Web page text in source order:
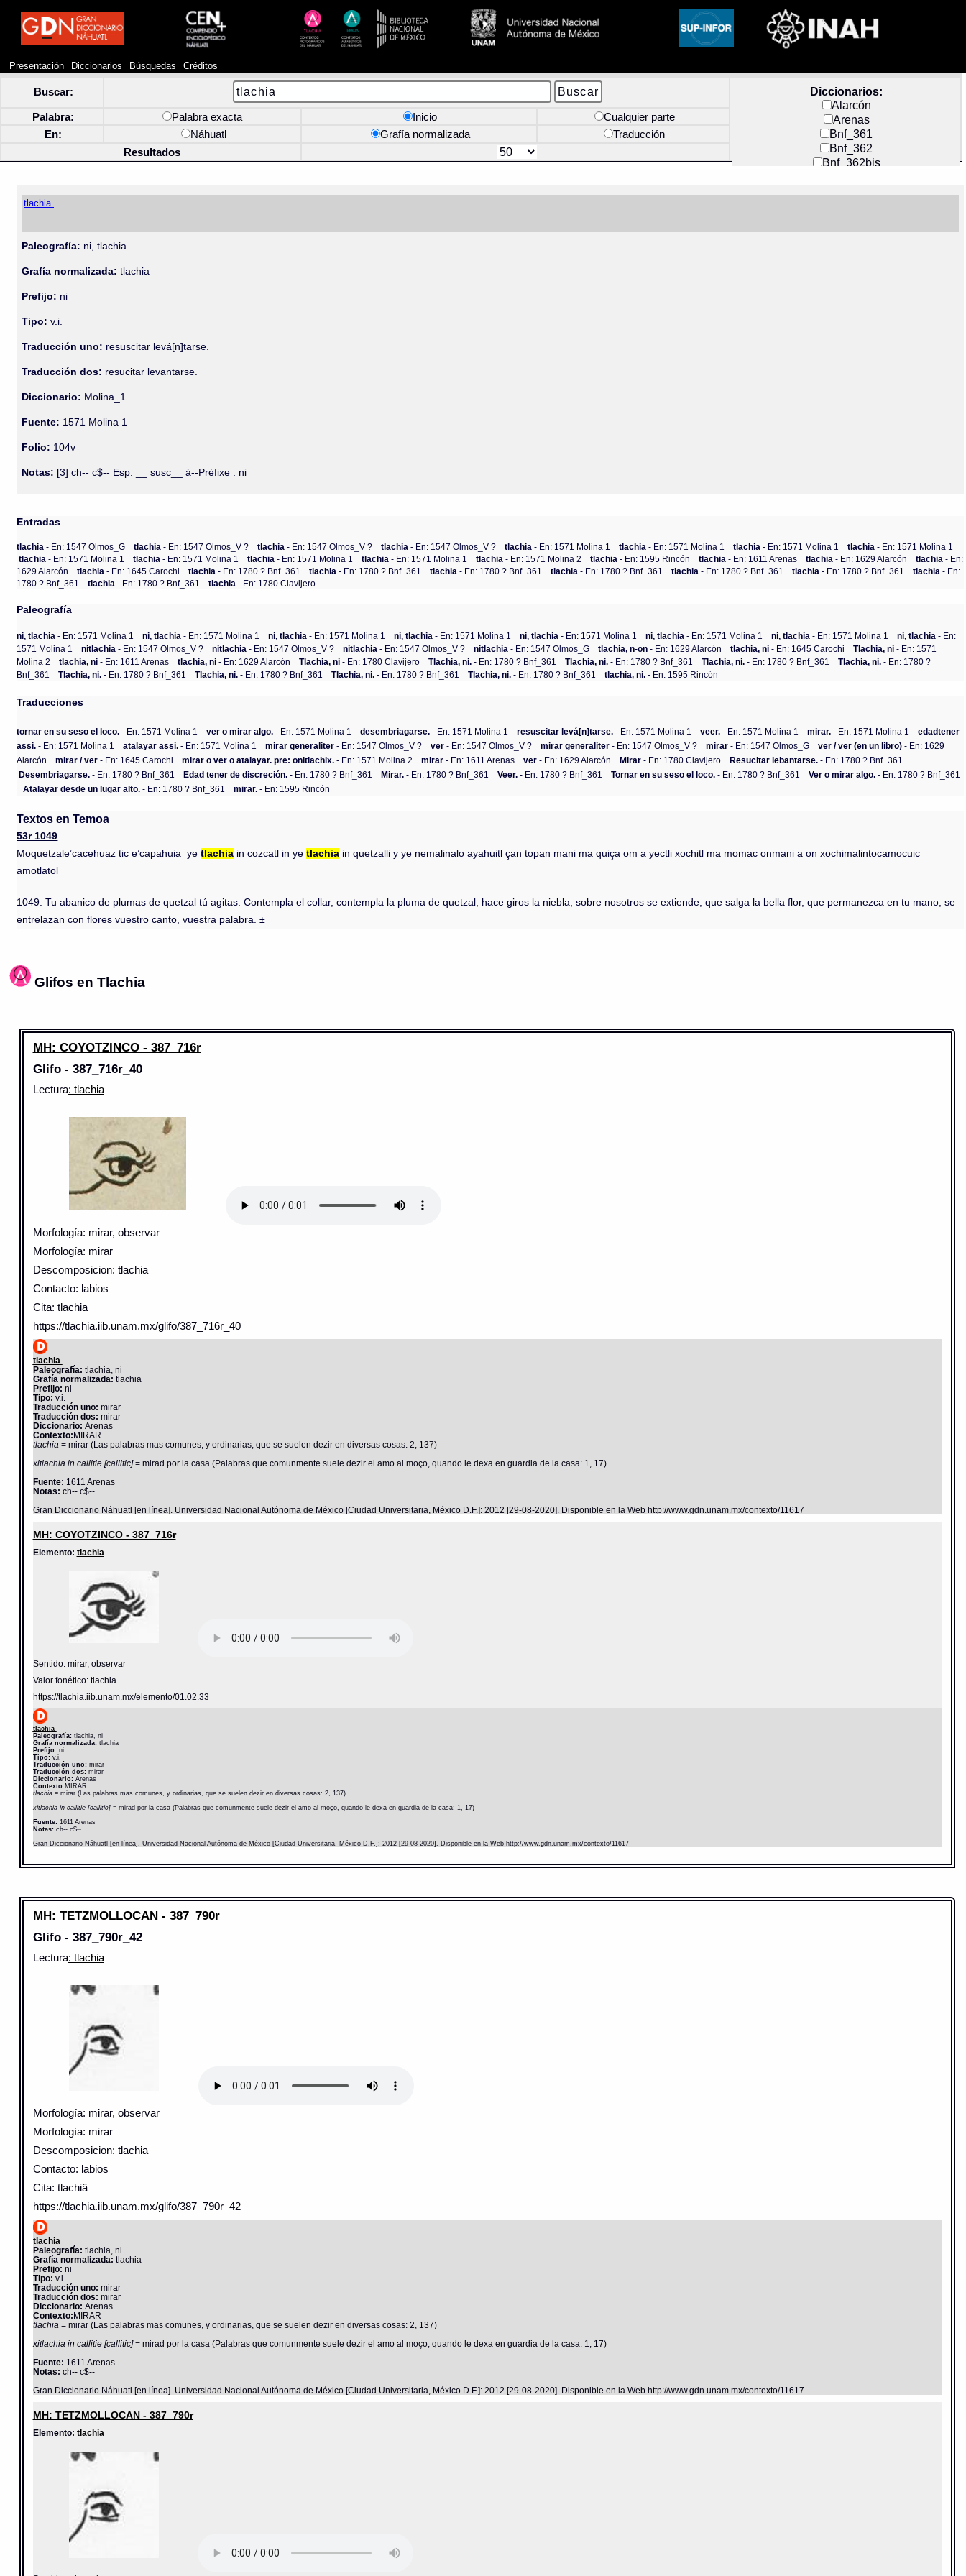
Presentación Diccionarios Búsquedas Créditos
Buscar:
Diccionarios:
Alarcón
Arenas
Bnf_361
Bnf_362
Bnf_362bis
Docs_México
Palabra: Palabra exacta Inicio
Cualquier parte
En:
Náhuatl Grafía normalizada
Traducción
Resultados
tlachia
Paleografía: ni, tlachia
Grafía normalizada: tlachia
Prefijo: ni
Tipo: v.i.
Traducción uno: resuscitar levá[n]tarse.
Traducción dos: resucitar levantarse.
Diccionario: Molina_1
Fuente: 1571 Molina 1
Folio: 104v
Notas: [3] ch-- c$-- Esp: __ susc__ á--Préfixe : ni
Entradas
tlachia- En: 1547 Olmos_G tlachia- En: 1547 Olmos_V ? tlachia- En: 1547 Olmos_V ? tlachia- En: 1547 Olmos_V ? tlachia- En: 1571 Molina 1 tlachia- En: 1571 Molina 1 tlachia- En: 1571 Molina 1 tlachia- En: 1571 Molina 1
tlachia- En: 1571 Molina 1 tlachia- En: 1571 Molina 1 tlachia- En: 1571 Molina 1 tlachia- En: 1571 Molina 1 tlachia- En: 1571 Molina 2 tlachia- En: 1595 Rincón tlachia- En: 1611 Arenas tlachia- En: 1629 Alarcón tlachia- En:
1629 Alarcón
tlachia- En: 1645 Carochi tlachia- En: 1780 ? Bnf_361 tlachia- En: 1780 ? Bnf_361 tlachia- En: 1780 ? Bnf_361 tlachia- En: 1780 ? Bnf_361 tlachia- En: 1780 ? Bnf_361 tlachia- En: 1780 ? Bnf_361 tlachia- En:
1780 ? Bnf_361
tlachia- En: 1780 ? Bnf_361 tlachia- En: 1780 Clavijero
Paleografía
ni, tlachia - En: 1571 Molina 1 ni, tlachia - En: 1571 Molina 1 ni, tlachia - En: 1571 Molina 1 ni, tlachia - En: 1571 Molina 1 ni, tlachia - En: 1571 Molina 1 ni, tlachia - En: 1571 Molina 1 ni, tlachia - En: 1571 Molina 1 ni, tlachia - En:
1571 Molina 1
nitlachia - En: 1547 Olmos_V ? nitlachia - En: 1547 Olmos_V ? nitlachia - En: 1547 Olmos_V ? nitlachia - En: 1547 Olmos_G tlachia, n-on - En: 1629 Alarcón tlachia, ni - En: 1645 Carochi Tlachia, ni - En: 1571
Molina 2
tlachia, ni - En: 1611 Arenas tlachia, ni - En: 1629 Alarcón Tlachia, ni - En: 1780 Clavijero Tlachia, ni. - En: 1780 ? Bnf_361 Tlachia, ni. - En: 1780 ? Bnf_361 Tlachia, ni. - En: 1780 ? Bnf_361 Tlachia, ni. - En: 1780 ?
Bnf_361
Tlachia, ni. - En: 1780 ? Bnf_361 Tlachia, ni. - En: 1780 ? Bnf_361 Tlachia, ni. - En: 1780 ? Bnf_361 Tlachia, ni. - En: 1780 ? Bnf_361 tlachia, ni. - En: 1595 Rincón
Traducciones
tornar en su seso el loco. - En: 1571 Molina 1 ver o mirar algo. - En: 1571 Molina 1 desembriagarse. - En: 1571 Molina 1 resuscitar levá[n]tarse. - En: 1571 Molina 1 veer. - En: 1571 Molina 1 mirar. - En: 1571 Molina 1
edadtener
assi. - En: 1571 Molina 1 atalayar assi. - En: 1571 Molina 1 mirar generaliter - En: 1547 Olmos_V ? ver - En: 1547 Olmos_V ? mirar generaliter - En: 1547 Olmos_V ? mirar - En: 1547 Olmos_G ver / ver (en un libro) - En: 1629
Alarcón
mirar / ver - En: 1645 Carochi mirar o ver o atalayar. pre: onitlachix. - En: 1571 Molina 2 mirar - En: 1611 Arenas ver - En: 1629 Alarcón Mirar - En: 1780 Clavijero Resucitar lebantarse. - En: 1780 ? Bnf_361
Desembriagarse. - En: 1780 ? Bnf_361 Edad tener de discreción. - En: 1780 ? Bnf_361 Mirar. - En: 1780 ? Bnf_361 Veer. - En: 1780 ? Bnf_361 Tornar en su seso el loco. - En: 1780 ? Bnf_361 Ver o mirar algo. - En: 1780 ? Bnf_361
Atalayar desde un lugar alto. - En: 1780 ? Bnf_361 mirar. - En: 1595 Rincón
Textos en Temoa
53r 1049
Moquetzale’cacehuaz tic e’capahuia yetlachia in cozcatl in yetlachia in quetzalli y ye nemalinalo ayahuitl çan topan mani ma quiça om a yectli xochitl ma momac onmani a on xochimalintocamocuic
amotlatol
1049. Tu abanico de plumas de quetzal tú agitas. Contempla el collar, contempla la pluma de quetzal, hace giros la niebla, sobre nosotros se extiende, que salga la bella flor, que permanezca en tu mano, se
entrelazan con flores vuestro canto, vuestra palabra. ±
Glifos en Tlachia
MH: COYOTZINCO - 387_716r
Glifo - 387_716r_40
Lectura: tlachia
Morfología: mirar, observar
Morfología: mirar
Descomposicion: tlachia
Contacto: labios
Cita: tlachia
https://tlachia.iib.unam.mx/glifo/387_716r_40
tlachia
Paleografía: tlachia, ni
Grafía normalizada: tlachia
Prefijo: ni
Tipo: v.i.
Traducción uno: mirar
Traducción dos: mirar
Diccionario: Arenas
Contexto:MIRAR
tlachia = mirar (Las palabras mas comunes, y ordinarias, que se suelen dezir en diversas cosas: 2, 137)
xitlachia in callitie [callitic]= mirad por la casa (Palabras que comunmente suele dezir el amo al moço, quando le dexa en guardia de la casa: 1, 17)
Fuente: 1611 Arenas
Notas: ch-- c$--
Gran Diccionario Náhuatl [en línea]. Universidad Nacional Autónoma de México [Ciudad Universitaria, México D.F.]: 2012 [29-08-2020]. Disponible en la Web http://www.gdn.unam.mx/contexto/11617
MH: COYOTZINCO - 387_716r
Elemento: tlachia
Sentido: mirar, observar
Valor fonético: tlachia
https://tlachia.iib.unam.mx/elemento/01.02.33
tlachia
Paleografía:tlachia, ni
Grafía normalizada:tlachia
Prefijo:ni
Tipo:v.i.
Traducción uno:mirar
Traducción dos:mirar
Diccionario: Arenas
Contexto:MIRAR
tlachia = mirar (Las palabras mas comunes, y ordinarias, que se suelen dezir en diversas cosas: 2, 137)
xitlachia in callitie [callitic] = mirad por la casa (Palabras que comunmente suele dezir el amo al moço, quando le dexa en guardia de la casa: 1, 17)
Fuente:1611 Arenas
Notas:ch-- c$--
Gran Diccionario Náhuatl [en línea]. Universidad Nacional Autónoma de México [Ciudad Universitaria, México D.F.]: 2012 [29-08-2020]. Disponible en la Web http://www.gdn.unam.mx/contexto/11617
MH: TETZMOLLOCAN - 387_790r
Glifo - 387_790r_42
Lectura: tlachia
Morfología: mirar, observar
Morfología: mirar
Descomposicion: tlachia
Contacto: labios
Cita: tlachiâ
https://tlachia.iib.unam.mx/glifo/387_790r_42
tlachia
Paleografía: tlachia, ni
Grafía normalizada: tlachia
Prefijo: ni
Tipo: v.i.
Traducción uno: mirar
Traducción dos: mirar
Diccionario: Arenas
Contexto: MIRAR
tlachia = mirar (Las palabras mas comunes, y ordinarias, que se suelen dezir en diversas cosas: 2, 137)
xitlachia in callitie [callitic]= mirad por la casa (Palabras que comunmente suele dezir el amo al moço, quando le dexa en guardia de la casa: 1, 17)
Fuente: 1611 Arenas
Notas: ch-- c$--
Gran Diccionario Náhuatl [en línea]. Universidad Nacional Autónoma de México [Ciudad Universitaria, México D.F.]: 2012 [29-08-2020]. Disponible en la Web http://www.gdn.unam.mx/contexto/11617
MH: TETZMOLLOCAN - 387_790r
Elemento: tlachia